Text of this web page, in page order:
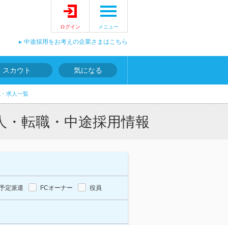
ログイン メニュー
中途採用をお考えの企業さまはこちら
スカウト 気になる
求人一覧
転職・中途採用情報
定派遣 FCオーナー 役員